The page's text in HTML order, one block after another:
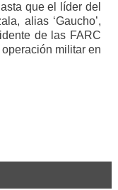
que el líder del
alias ‘Gaucho’,
de las FARC
militar en